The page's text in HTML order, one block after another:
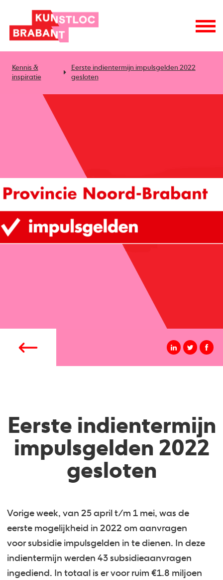
Kennis &
inspiratie
Eerste indientermijn impulsgelden 2022
gesloten
Eerste indientermijn
impulsgelden 2022
gesloten
Vorige week, van 25 april t/m 1 mei, was de
eerste mogelijkheid in 2022 om aanvragen
voor subsidie impulsgelden in te dienen. In deze
indientermijn werden 43 subsidieaanvragen
ingediend. In totaal is er voor ruim €1.8 miljoen